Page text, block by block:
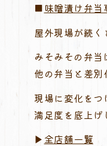
■味噌漬け弁当
屋外現場が続く
みそみその弁当
他の弁当と差別
現場に変化をつ
満足度を底上げ
▶︎ 全店舗一覧